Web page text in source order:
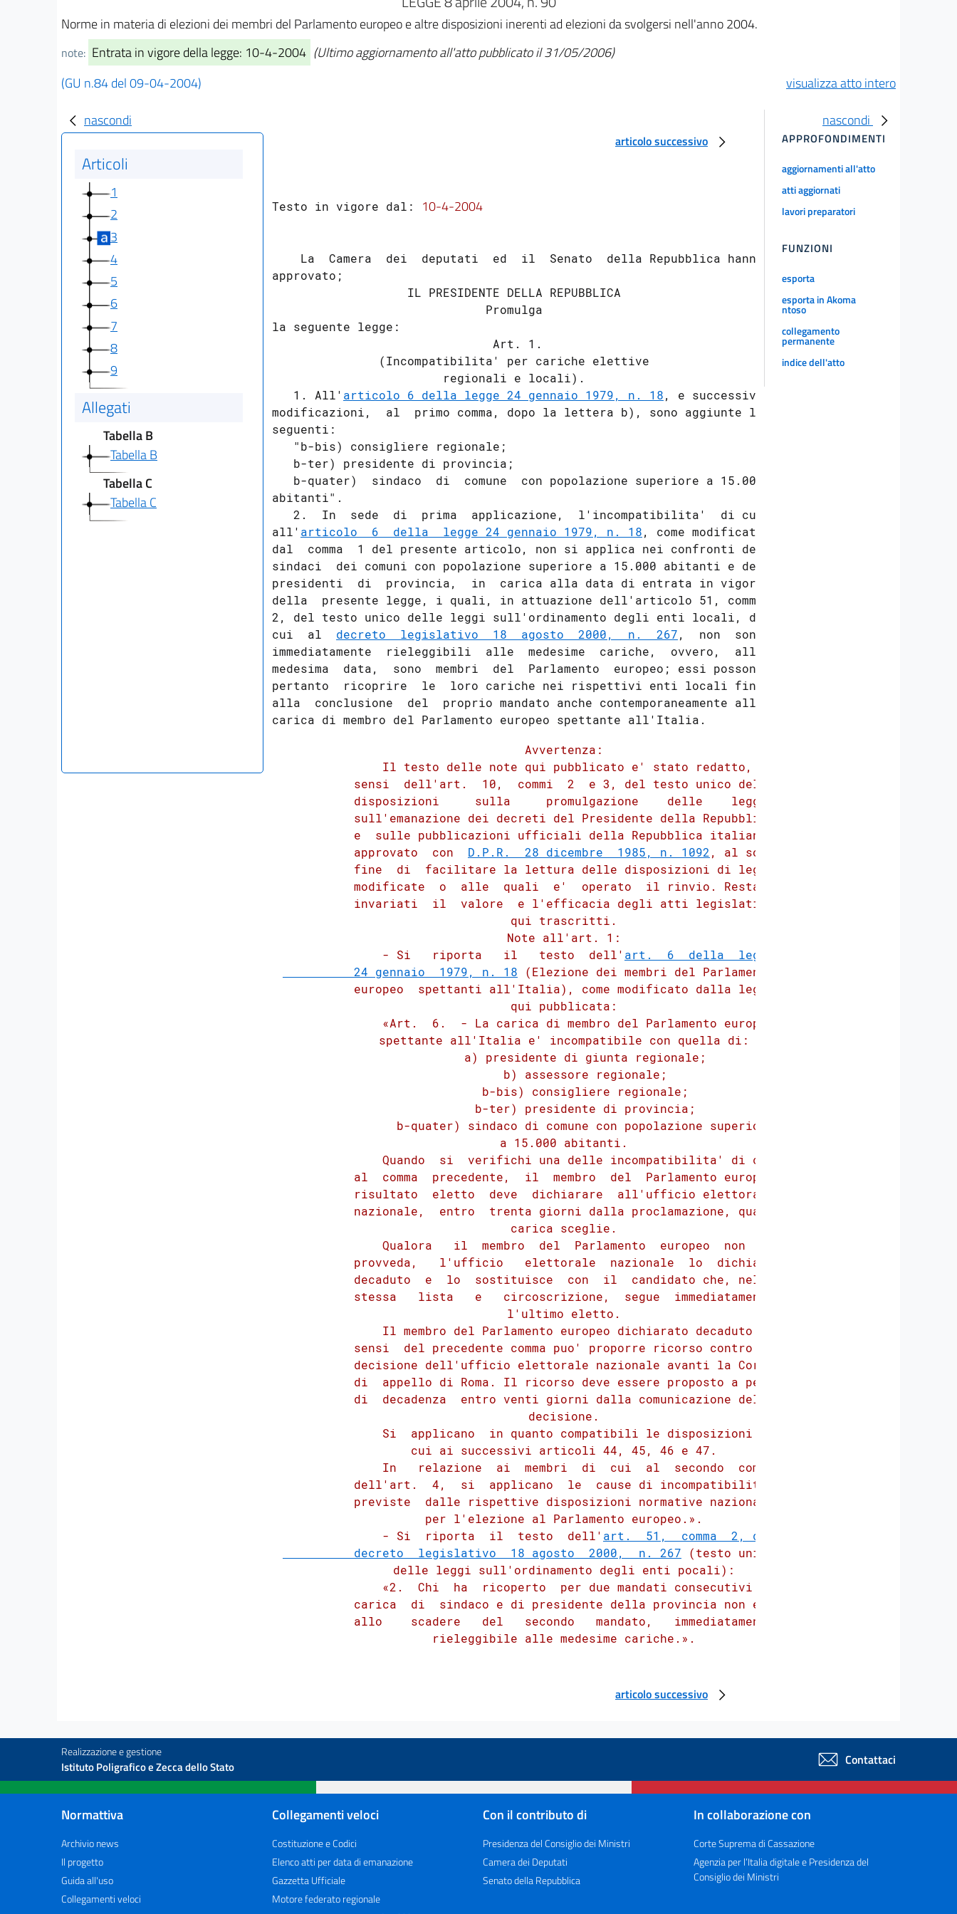
Norme in materia di elezioni dei membri del Parlamento europeo e altre disposizioni inerenti ad elezioni da svolgersi nell'anno 2004.
note: Entrata in vigore della legge: 10-4-2004 (Ultimo aggiornamento all'atto pubblicato il 31/05/2006)
(GU n.84 del 09-04-2004)
visualizza atto intero
nascondi
Articoli
1
2
3
4
5
6
7
8
9
Allegati
Tabella B
Tabella B
Tabella C
Tabella C
articolo successivo
Testo in vigore dal: 10-4-2004
    La  Camera  dei  deputati  ed  il  Senato  della Repubblica hanno
approvato;
                   IL PRESIDENTE DELLA REPUBBLICA
                              Promulga
la seguente legge:
                               Art. 1.
               (Incompatibilita' per cariche elettive
                        regionali e locali).
   1. All'
articolo 6 della legge 24 gennaio 1979, n. 18, e successive
modificazioni,  al  primo comma, dopo la lettera b), sono aggiunte le
seguenti:
   "b-bis) consigliere regionale;
   b-ter) presidente di provincia;
   b-quater)  sindaco  di  comune  con popolazione superiore a 15.000
abitanti".
   2.  In  sede  di  prima  applicazione,  l'incompatibilita'  di cui
all' articolo  6  della  legge 24 gennaio 1979, n. 18, come modificato
dal  comma  1 del presente articolo, non si applica nei confronti dei
sindaci  dei comuni con popolazione superiore a 15.000 abitanti e dei
presidenti  di  provincia,  in  carica alla data di entrata in vigore
della  presente legge, i quali, in attuazione dell'articolo 51, comma
2, del testo unico delle leggi sull'ordinamento degli enti locali, di
cui  al decreto  legislativo  18  agosto  2000,  n.  267,  non  sono
immediatamente  rieleggibili  alle  medesime  cariche,  ovvero,  alla
medesima  data,  sono  membri  del  Parlamento  europeo; essi possono
pertanto  ricoprire  le  loro cariche nei rispettivi enti locali fino
alla  conclusione  del  proprio mandato anche contemporaneamente alla
          Avvertenza:
              Il testo delle note qui pubblicato e' stato redatto, ai
          sensi  dell'art.  10,  commi  2  e 3, del testo unico delle
          disposizioni     sulla     promulgazione    delle    leggi,
          sull'emanazione dei decreti del Presidente della Repubblica
          e  sulle pubblicazioni ufficiali della Repubblica italiana,
          approvato  con
D.P.R.  28 dicembre  1985, n. 1092 , al solo
          fine  di  facilitare la lettura delle disposizioni di legge
          modificate  o  alle  quali  e'  operato  il rinvio. Restano
          invariati  il  valore  e l'efficacia degli atti legislativi
          qui trascritti.
          Note all'art. 1:
              - Si   riporta   il   testo  dell'
art.  6  della  legge
          24 gennaio  1979, n. 18
(Elezione dei membri del Parlamento
          europeo  spettanti all'Italia), come modificato dalla legge
          qui pubblicata:
              «Art.  6.  - La carica di membro del Parlamento europeo
          spettante all'Italia e' incompatibile con quella di:
                a) presidente di giunta regionale;
                b) assessore regionale;
                b-bis) consigliere regionale;
                b-ter) presidente di provincia;
                b-quater) sindaco di comune con popolazione superiore
          a 15.000 abitanti.
              Quando  si  verifichi una delle incompatibilita' di cui
          al  comma  precedente,  il  membro  del  Parlamento europeo
          risultato  eletto  deve  dichiarare  all'ufficio elettorale
          nazionale,  entro  trenta giorni dalla proclamazione, quale
          carica sceglie.
              Qualora   il  membro  del  Parlamento  europeo  non  vi
          provveda,   l'ufficio   elettorale  nazionale  lo  dichiara
          decaduto  e  lo  sostituisce  con  il  candidato che, nella
          stessa   lista   e   circoscrizione,  segue  immediatamente
          l'ultimo eletto.
              Il membro del Parlamento europeo dichiarato decaduto ai
          sensi  del precedente comma puo' proporre ricorso contro la
          decisione dell'ufficio elettorale nazionale avanti la Corte
          di  appello di Roma. Il ricorso deve essere proposto a pena
          di  decadenza  entro venti giorni dalla comunicazione della
          decisione.
              Si  applicano  in quanto compatibili le disposizioni di
          cui ai successivi articoli 44, 45, 46 e 47.
              In   relazione  ai  membri  di  cui  al  secondo  comma
          dell'art.  4,  si  applicano  le  cause di incompatibilita'
          previste  dalle rispettive disposizioni normative nazionali
          per l'elezione al Parlamento europeo.».
              - Si  riporta  il  testo  dell'
art.  51,  comma  2, del
          decreto  legislativo  18 agosto  2000,  n. 267
(testo unico
          delle leggi sull'ordinamento degli enti pocali):
              «2.  Chi  ha  ricoperto  per due mandati consecutivi la
          carica  di  sindaco e di presidente della provincia non e',
          allo    scadere   del   secondo   mandato,   immediatamente
articolo successivo
nascondi
APPROFONDIMENTI
aggiornamenti all'atto
atti aggiornati
lavori preparatori
FUNZIONI
esporta
esporta in Akoma
ntoso
collegamento
permanente
indice dell'atto
Realizzazione e gestione
Istituto Poligrafico e Zecca dello Stato Contattaci
Normattiva
Archivio news
Il progetto
Guida all'uso
Collegamenti veloci
Collegamenti veloci
Costituzione e Codici
Elenco atti per data di emanazione
Gazzetta Ufficiale
Motore federato regionale
Con il contributo di
Presidenza del Consiglio dei Ministri
Camera dei Deputati
Senato della Repubblica
In collaborazione con
Corte Suprema di Cassazione
Agenzia per l’Italia digitale e Presidenza del
Consiglio dei Ministri